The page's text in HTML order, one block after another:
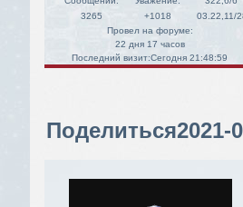
3265
+1018
03.22,11/
Провел на форуме:
22 дня 17 часов
Последний визит:Сегодня 21:48:59
Поделиться2021-